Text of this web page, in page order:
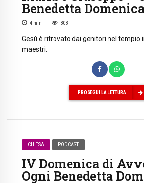
Benedetta Domenica
4 min 808
Gesù è ritrovato dai genitori nel tempio
maestri.
PROSEGUI LA LETTURA
CHIESA PODCAST
IV Domenica di
Ogni Benedetta